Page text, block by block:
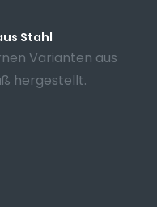
Stahl
Varianten aus
hergestellt.